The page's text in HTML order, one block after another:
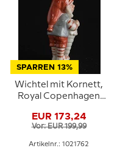
SPARREN 13%
Wichtel mit Kornett,
Royal Copenhagen
762
EUR 173,24
Vor: EUR 199,99
Artikelnr.: 1021762